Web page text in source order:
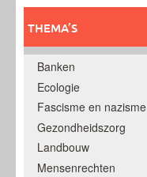
THEMA’S
Banken
Ecologie
Fascisme en nazisme
Gezondheidszorg
Landbouw
Mensenrechten